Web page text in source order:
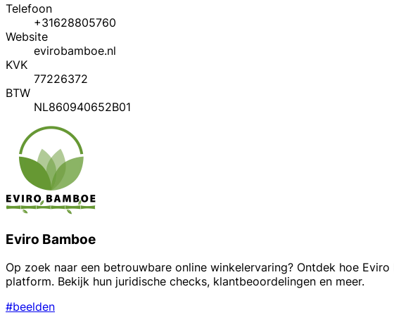
Telefoon
+31628805760
Website
evirobamboe.nl
KVK
77226372
BTW
NL860940652B01
Eviro Bamboe
Op zoek naar een betrouwbare online winkelervaring? Ontdek hoe
platform. Bekijk hun juridische checks, klantbeoordelingen en meer.
#beelden